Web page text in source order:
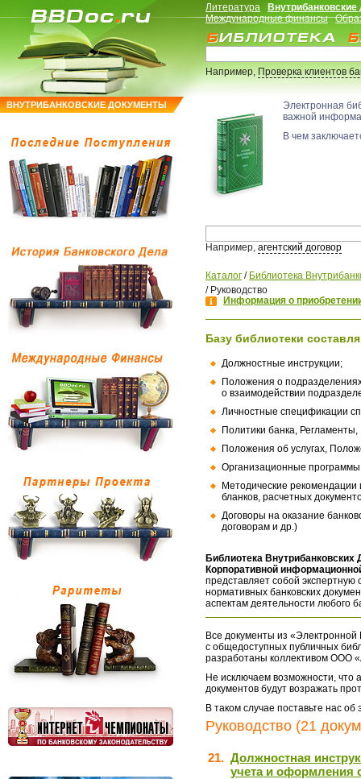
ВНУТРИБАНКОВСКИЕ ДОКУМЕНТЫ
Литература
Международные финансы
Например,Проверка клиентов
Электронная
важной
В чем
Например, агентский договор
Каталог / Библиотека
/ Руководство
Информация о
Базу библиотеки
Должностные инструкции;
Положения о
о взаимодействии
Личностные спецификации
Политики банка,
Положения об услугах,
Организационные
Методические
бланков, расчетных
Договоры на оказание
договорам и др.)
Библиотека
Корпоративной
представляет собой экспертную
нормативных банковских
аспектам деятельности любого
Все документы из «Электронной
с общедоступных публичных
разработаны коллективом ООО
Не исключаем возможности, что
документов будут возражать
В таком случае поставьте нас
Руководство (21
21. Должностная
учета и оформления